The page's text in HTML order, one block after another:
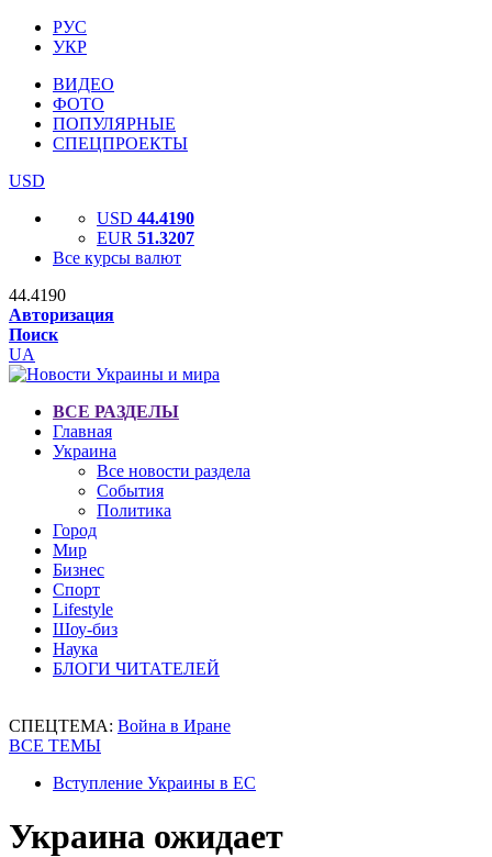
РУС
УКР
ВИДЕО
ФОТО
ПОПУЛЯРНЫЕ
СПЕЦПРОЕКТЫ
USD
USD 44.4190
EUR 51.3207
Все курсы валют
44.4190
Авторизация
Поиск
UA
ВСЕ РАЗДЕЛЫ
Главная
Украина
Все новости раздела
События
Политика
Город
Мир
Бизнес
Спорт
Lifestyle
Шоу-биз
Наука
БЛОГИ ЧИТАТЕЛЕЙ
СПЕЦТЕМА: Война в Иране
ВСЕ ТЕМЫ
Вступление Украины в ЕС
Украина ожидает